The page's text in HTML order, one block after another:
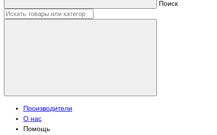
Поиск
Производители
О нас
Помощь